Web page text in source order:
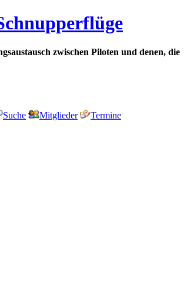
zwischen Piloten und denen, die
Suche Mitglieder Termine